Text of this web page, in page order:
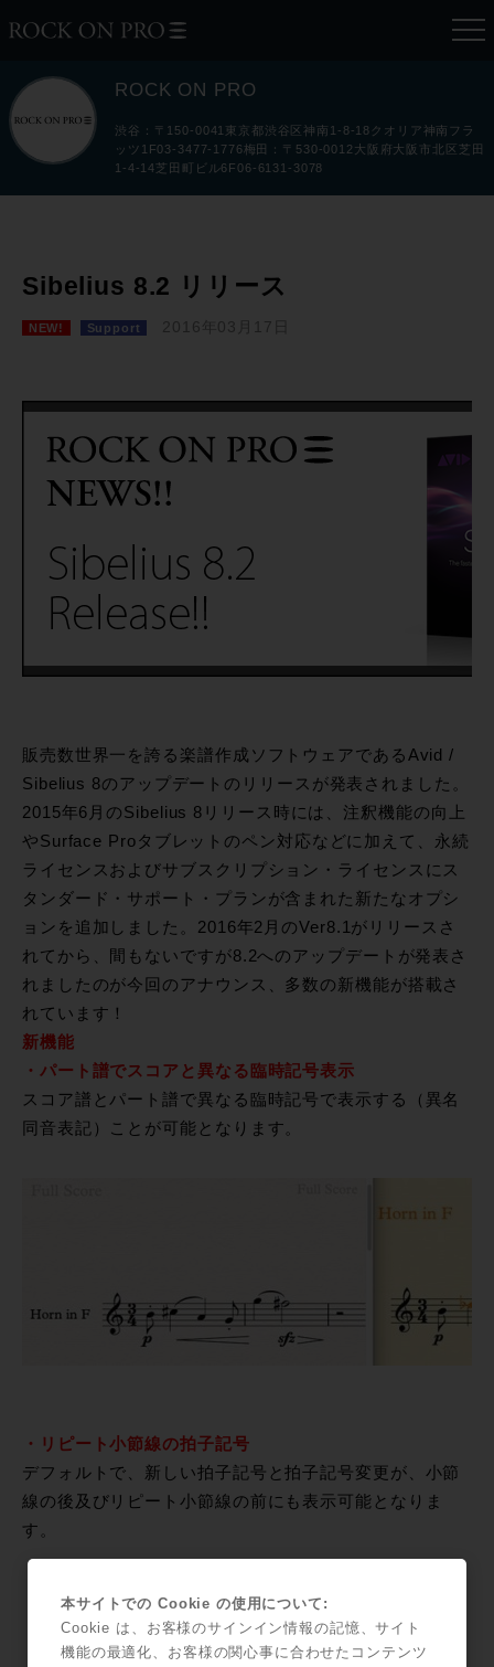
ROCK ON PRO
渋谷：〒150-0041東京都渋谷区神南1-8-18クオリア神南フラ
ッツ1F03-3477-1776梅田：〒530-0012大阪府大阪市北区芝田
1-4-14芝田町ビル6F06-6131-3078
Sibelius 8.2 リリース
NEW! Support 2016年03月17日
販売数世界一を誇る楽譜作成ソフトウェアであるAvid /
Sibelius 8のアップデートのリリースが発表されました。
2015年6月のSibelius 8リリース時には、注釈機能の向上
やSurface Proタブレットのペン対応などに加えて、永続
ライセンスおよびサブスクリプション・ライセンスにス
タンダード・サポート・プランが含まれた新たなオプシ
ョンを追加しました。2016年2月のVer8.1がリリースさ
れてから、間もないですが8.2へのアップデートが発表さ
れましたのが今回のアナウンス、多数の新機能が搭載さ
れています！
新機能
・パート譜でスコアと異なる臨時記号表示
スコア譜とパート譜で異なる臨時記号で表示する（異名
同音表記）ことが可能となります。
・リピート小節線の拍子記号
デフォルトで、新しい拍子記号と拍子記号変更が、小節
線の後及びリピート小節線の前にも表示可能となりま
す。
本サイトでの Cookie の使用について:
Cookie は、お客様のサインイン情報の記憶、サイト
機能の最適化、お客様の関心事に合わせたコンテンツ